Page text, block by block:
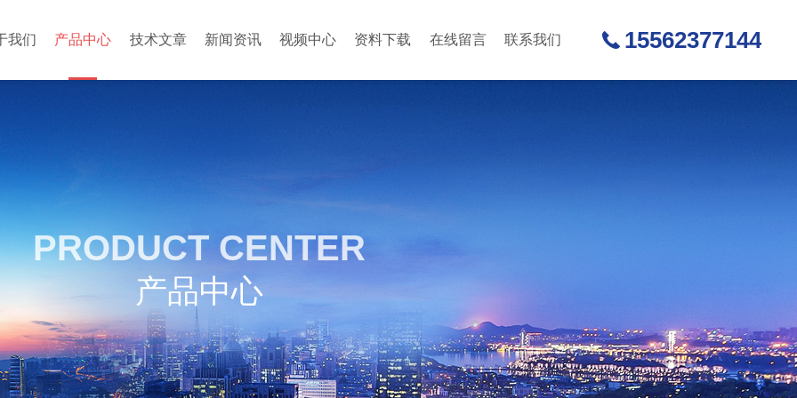
我们 产品中心 技术文章 新闻资讯 视频中心 资料下载 在线留言 联系我们 15562377144
PRODUCT CENTER
产品中心